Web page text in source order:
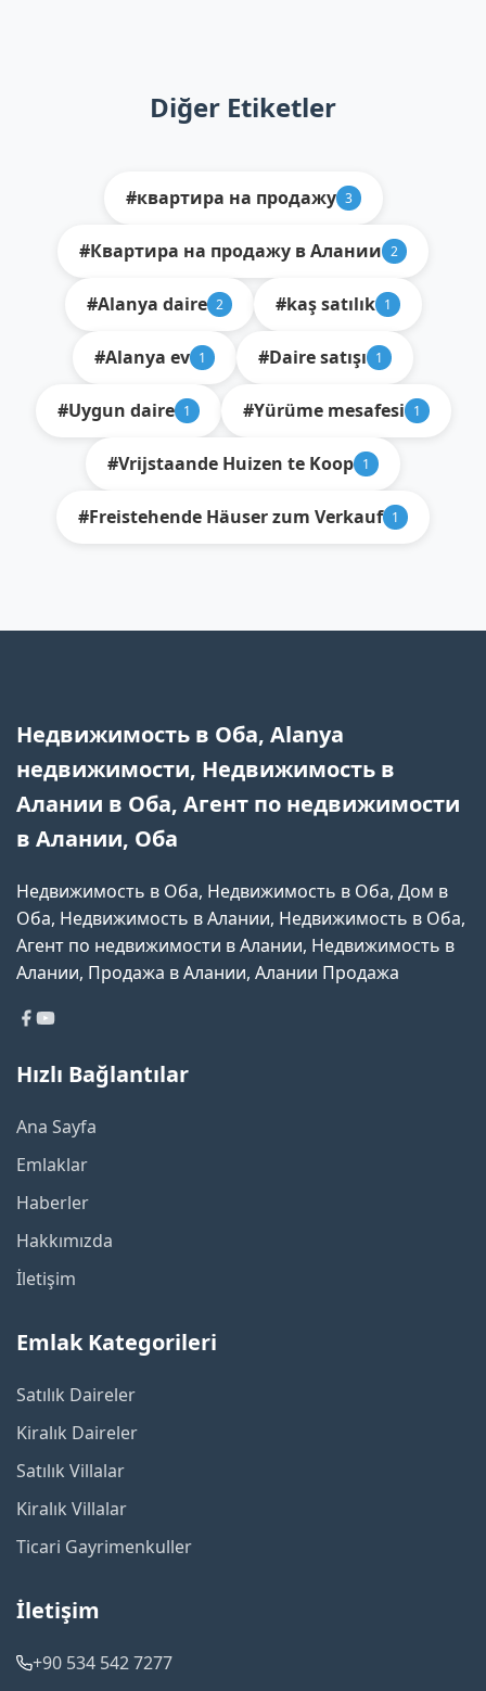
Diğer Etiketler
#квартира на продажу 3
#Квартира на продажу в Алании 2
#Alanya daire 2 #kaş satılık 1
#Alanya ev 1 #Daire satışı 1
#Uygun daire 1 #Yürüme mesafesi 1
#Vrijstaande Huizen te Koop 1
#Freistehende Häuser zum Verkauf 1
Недвижимость в Оба, Alanya
недвижимости, Недвижимость в
Алании в Оба, Агент по недвижимости
в Алании, Оба
Недвижимость в Оба, Недвижимость в Оба, Дом в
Оба, Недвижимость в Алании, Недвижимость в Оба,
Агент по недвижимости в Алании, Недвижимость в
Алании, Продажа в Алании, Алании Продажа
Hızlı Bağlantılar
Ana Sayfa
Emlaklar
Haberler
Hakkımızda
İletişim
Emlak Kategorileri
Satılık Daireler
Kiralık Daireler
Satılık Villalar
Kiralık Villalar
Ticari Gayrimenkuller
İletişim
+90 534 542 7277